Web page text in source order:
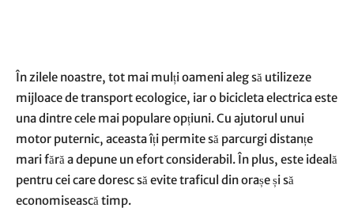
În zilele noastre, tot mai mulți oameni aleg să utilizeze
mijloace de transport ecologice, iar o bicicleta electrica este
una dintre cele mai populare opțiuni. Cu ajutorul unui
motor puternic, aceasta îți permite să parcurgi distanțe
mari fără a depune un efort considerabil. În plus, este ideală
pentru cei care doresc să evite traficul din orașe și să
economisească timp.